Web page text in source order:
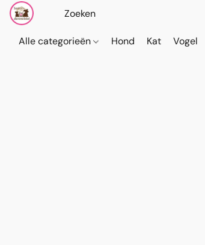
Alle categorieën Hond Kat Vogel